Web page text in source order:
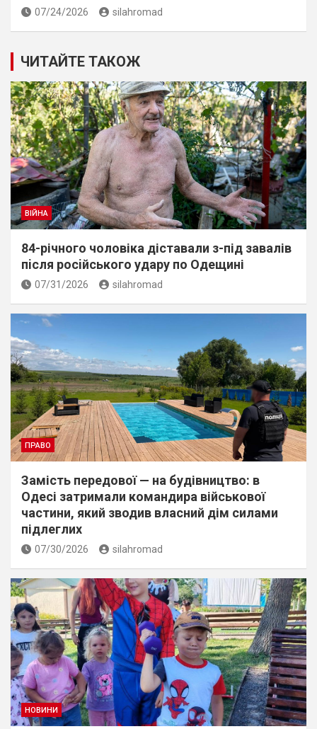
07/24/2026 silahromad
ЧИТАЙТЕ ТАКОЖ
ВІЙНА
84-річного чоловіка діставали з-під завалів
пiсля росiйського удару по Одещині
07/31/2026 silahromad
ПРАВО
Замість передової — на будівництво: в
Одесі затримали командира військової
частини, який зводив власний дім силами
підлеглих
07/30/2026 silahromad
НОВИНИ